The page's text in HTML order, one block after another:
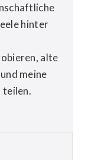
hinter
alte
meine
teilen.